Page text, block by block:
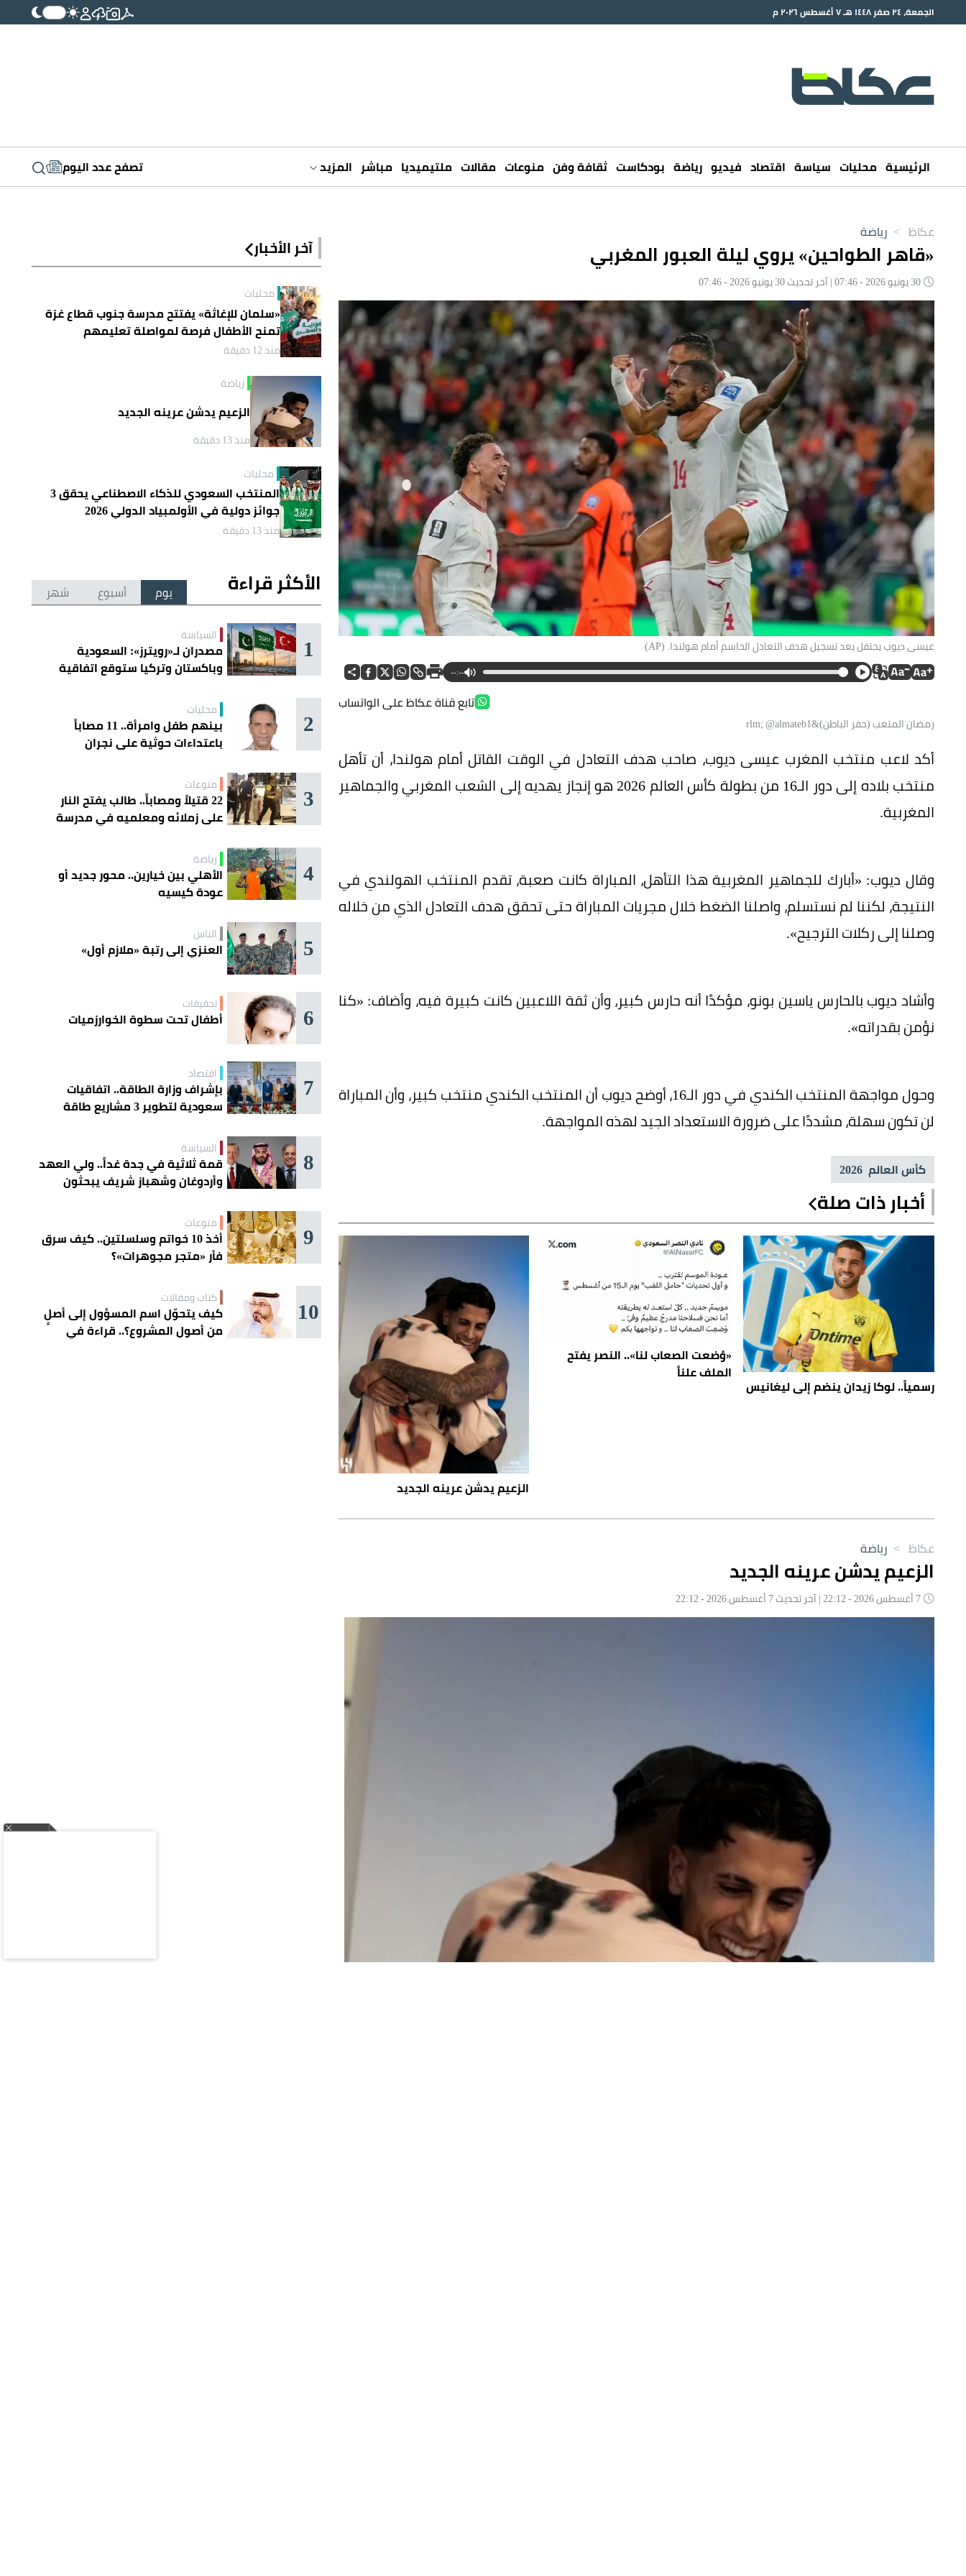
الجمعة، ٢٤ صفر ١٤٤٨ هـ ٧ أغسطس ٢٠٢٦ م
الرئيسية محليات سياسة اقتصاد فيديو رياضة بودكاست ثقافة وفن منوعات مقالات ملتيميديا مباشر المزيد تصفح عدد اليوم
عكاظ > رياضة
«قاهر الطواحين» يروي ليلة العبور المغربي
عيسى ديوب يحتفل بعد تسجيل هدف التعادل الحاسم أمام هولندا. (AP)
--:--
تابع قناة عكاظ على الواتساب
رمضان المتعب (حفر الباطن)&rlm; @almateb1
أكد لاعب منتخب المغرب عيسى ديوب، صاحب هدف التعادل في الوقت القاتل أمام هولندا، أن تأهل
منتخب بلاده إلى دور الـ16 من بطولة كأس العالم 2026 هو إنجاز يهديه إلى الشعب المغربي والجماهير
المغربية.
وقال ديوب: «أبارك للجماهير المغربية هذا التأهل، المباراة كانت صعبة، تقدم المنتخب الهولندي في
النتيجة، لكننا لم نستسلم، واصلنا الضغط خلال مجريات المباراة حتى تحقق هدف التعادل الذي من خلاله
وصلنا إلى ركلات الترجيح».
وأشاد ديوب بالحارس ياسين بونو، مؤكدًا أنه حارس كبير، وأن ثقة اللاعبين كانت كبيرة فيه، وأضاف: «كنا
نؤمن بقدراته».
وحول مواجهة المنتخب الكندي في دور الـ16، أوضح ديوب أن المنتخب الكندي منتخب كبير، وأن المباراة
لن تكون سهلة، مشددًا على ضرورة الاستعداد الجيد لهذه المواجهة.
كأس العالم 2026
أخبار ذات صلة
رسمياً.. لوكا زيدان ينضم إلى ليغانيس
«وُضعت الصعاب لنا».. النصر يفتح
الملف علناً
الزعيم يدشن عرينه الجديد
آخر الأخبار
محليات
«سلمان للإغاثة» يفتتح مدرسة جنوب قطاع غزة
تمنح الأطفال فرصة لمواصلة تعليمهم
منذ 12 دقيقة
رياضة
الزعيم يدشن عرينه الجديد
منذ 13 دقيقة
محليات
المنتخب السعودي للذكاء الاصطناعي يحقق 3
جوائز دولية في الأولمبياد الدولي 2026
منذ 13 دقيقة
الأكثر قراءة يوم أسبوع شهر
1 السياسة
مصدران لـ«رويترز»: السعودية
وباكستان وتركيا ستوقع اتفاقية
2 محليات
بينهم طفل وامرأة.. 11 مصاباً
باعتداءات حوثية على نجران
3 منوعات
22 قتيلاً ومصاباً.. طالب يفتح النار
على زملائه ومعلميه في مدرسة
4 رياضة
الأهلي بين خيارين.. محور جديد أو
عودة كيسيه
5 الناس
العنزي إلى رتبة «ملازم أول»
6 تحقيقات
أطفال تحت سطوة الخوارزميات
7 اقتصاد
بإشراف وزارة الطاقة.. اتفاقيات
سعودية لتطوير 3 مشاريع طاقة
8 السياسة
قمة ثلاثية في جدة غداً.. ولي العهد
وأردوغان وشهباز شريف يبحثون
9 منوعات
أخذ 10 خواتم وسلسلتين.. كيف سرق
فأر «متجر مجوهرات»؟
10 كتاب ومقالات
كيف يتحوّل اسم المسؤول إلى أصلٍ
من أصول المشروع؟.. قراءة في
عكاظ > رياضة
الزعيم يدشن عرينه الجديد